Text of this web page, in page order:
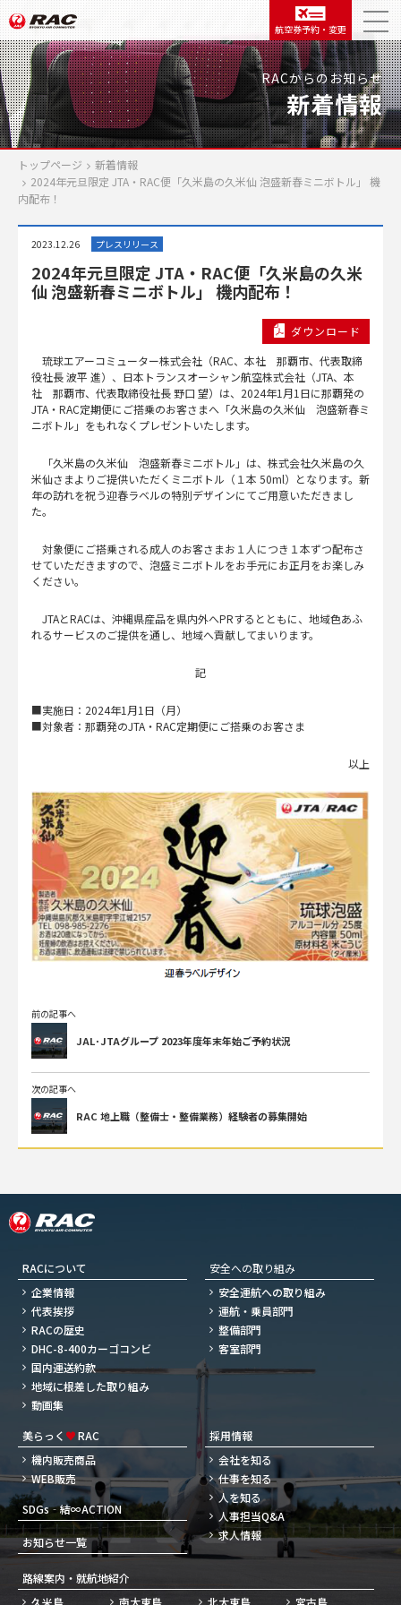
航空券予約・変更
RACからのお知らせ
新着情報
トップページ
新着情報
2024年元旦限定 JTA・RAC便「久米島の久米仙 泡盛新春ミニボトル」 機
内配布！
2023.12.26 プレスリリース
2024年元旦限定 JTA・RAC便「久米島の久米
仙 泡盛新春ミニボトル」 機内配布！
ダウンロード
琉球エアーコミューター株式会社（RAC、本社 那覇市、代表取締
役社長 波平 進）、日本トランスオーシャン航空株式会社（JTA、本
社 那覇市、代表取締役社長 野口 望）は、2024年1月1日に那覇発の
JTA・RAC定期便にご搭乗のお客さまへ「久米島の久米仙 泡盛新春ミ
ニボトル」をもれなくプレゼントいたします。
「久米島の久米仙 泡盛新春ミニボトル」は、株式会社久米島の久
米仙さまよりご提供いただくミニボトル（１本 50ml）となります。新
年の訪れを祝う迎春ラベルの特別デザインにてご用意いただきまし
た。
対象便にご搭乗される成人のお客さまお１人につき１本ずつ配布さ
せていただきますので、泡盛ミニボトルをお手元にお正月をお楽しみ
ください。
JTAとRACは、沖縄県産品を県内外へPRするとともに、地域色あふ
れるサービスのご提供を通し、地域へ貢献してまいります。
記
■実施日：2024年1月1日（月）
■対象者：那覇発のJTA・RAC定期便にご搭乗のお客さま
以上
前の記事へ
JAL･JTAグループ 2023年度年末年始ご予約状況
次の記事へ
RAC 地上職（整備士・整備業務）経験者の募集開始
RACについて
企業情報
代表挨拶
RACの歴史
DHC-8-400カーゴコンビ
国内運送約款
地域に根差した取り組み
動画集
安全への取り組み
安全運航への取り組み
運航・乗員部門
整備部門
客室部門
美らっく ♥RAC
機内販売商品
WEB販売
SDGs‐結∞ACTION
お知らせ一覧
採用情報
会社を知る
仕事を知る
人を知る
人事担当Q&A
求人情報
路線案内・就航地紹介
久米島
南大東島 北大東島 宮古島